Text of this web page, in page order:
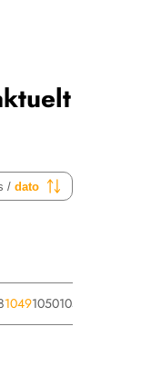
/ dato
104910501051